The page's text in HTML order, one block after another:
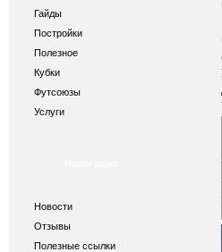
Гайды
Постройки
Полезное
Кубки
Футсоюзы
Услуги
Новости
Отзывы
Полезные ссылки